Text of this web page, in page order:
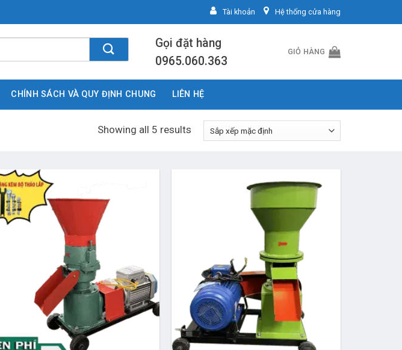
Tài khoản Hệ thống cửa hàng
Gọi đặt hàng
0965.060.363
GIỎ HÀNG
CHÍNH SÁCH VÀ QUY ĐỊNH CHUNG LIÊN HỆ
Showing all 5 results